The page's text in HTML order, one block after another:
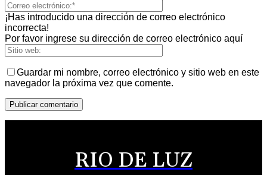
¡Has introducido una dirección de correo electrónico
incorrecta!
Por favor ingrese su dirección de correo electrónico aquí
Guardar mi nombre, correo electrónico y sitio web en este
navegador la próxima vez que comente.
RIO DE LUZ